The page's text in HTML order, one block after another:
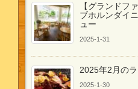
【グランドフ
ブホルンダイ
ュー
2025-1-31
2025年2月の
2025-1-30